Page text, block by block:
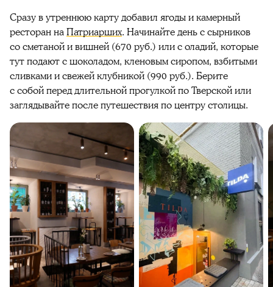
Сразу в утреннюю карту добавил ягоды и камерный
ресторан наПатриарших. Начинайте день с сырников
со сметаной и вишней (670 руб.) или с оладий, которые
тут подают с шоколадом, кленовым сиропом, взбитыми
сливками и свежей клубникой (990 руб.). Берите
с собой перед длительной прогулкой по Тверской или
заглядывайте после путешествия по центру столицы.